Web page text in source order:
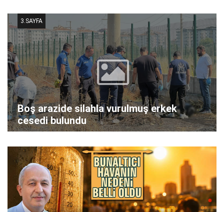
Boş arazide silahla vurulmuş erkek
cesedi bulundu
3.SAYFA